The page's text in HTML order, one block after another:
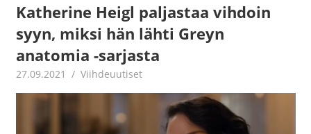
Katherine Heigl paljastaa vihdoin
syyn, miksi hän lähti Greyn
anatomia -sarjasta
27.09.2021 Jouni Hirn
Viihdeuutiset